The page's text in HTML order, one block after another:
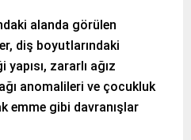
alanda görülen
diş boyutlarındaki
yapısı, zararlı ağız
anomalileri ve çocukluk
emme gibi davranışlar